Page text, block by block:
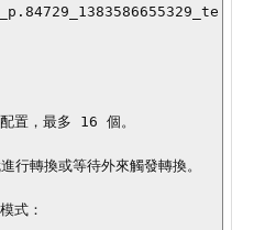
置，最多 16 個。
轉換或等待外來觸發轉換。
式：